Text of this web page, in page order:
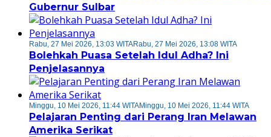
Gubernur Sulbar
Rabu, 27 Mei 2026, 13:03 WITARabu, 27 Mei 2026, 13:08 WITA
Bolehkah Puasa Setelah Idul Adha? Ini
Penjelasannya
Minggu, 10 Mei 2026, 11:44 WITAMinggu, 10 Mei 2026, 11:44 WITA
Pelajaran Penting dari Perang Iran Melawan
Amerika Serikat